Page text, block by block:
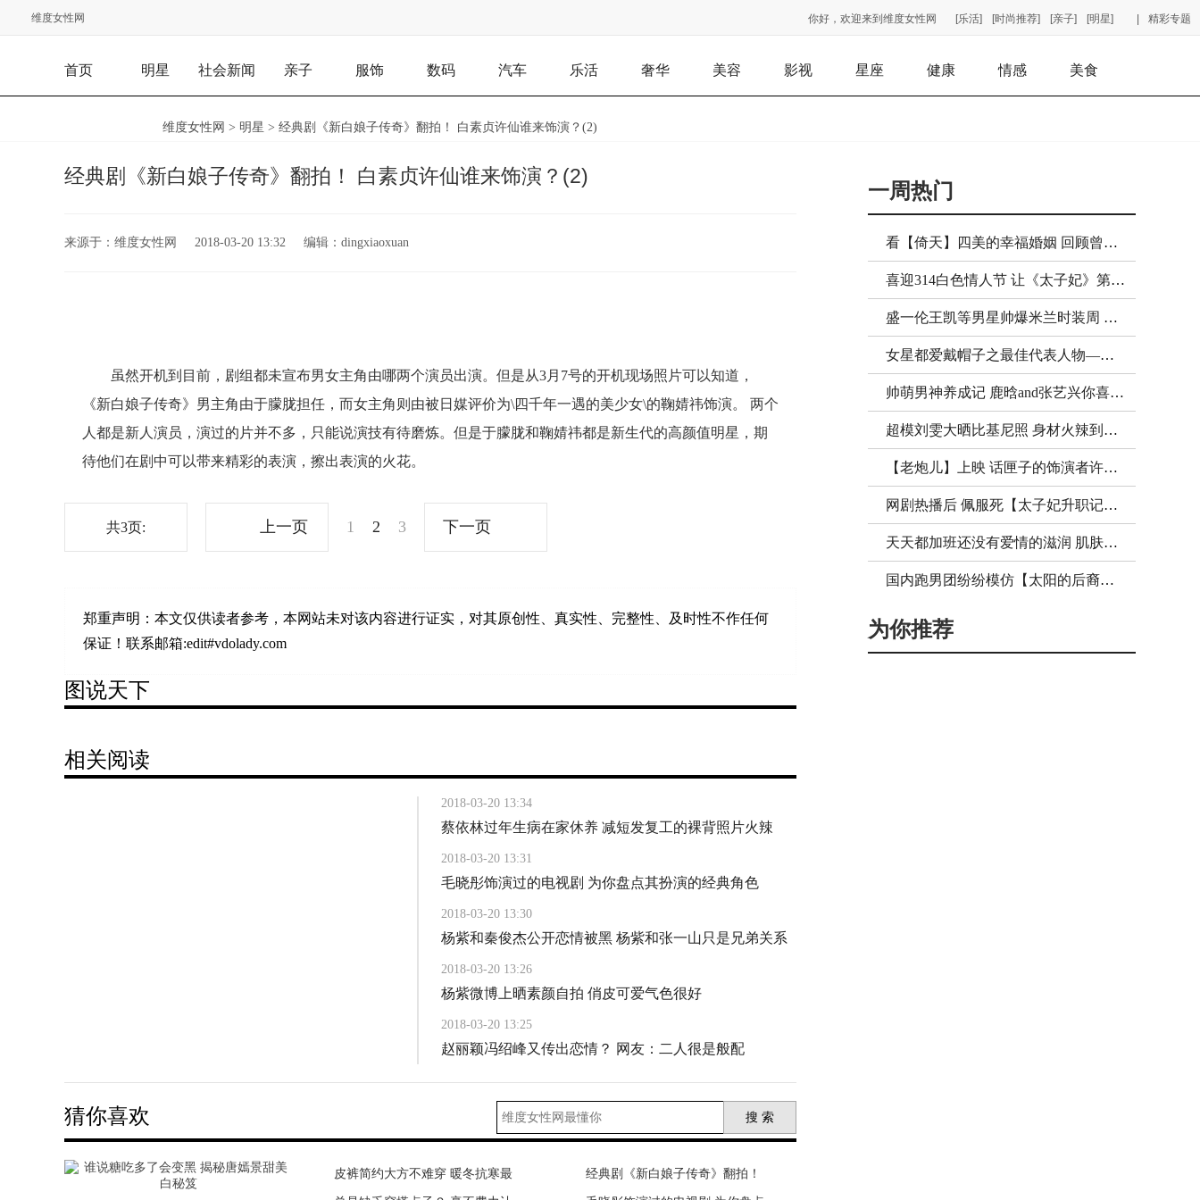
维度女性网 精彩专题
[乐活] [时尚推荐] [亲子] [明星]
你好，欢迎来到维度女性网
首页 明星 社会新闻 亲子 服饰 数码 汽车 乐活 奢华 美容 影视 星座 健康 情感 美食
维度女性网 > 明星 > 经典剧《新白娘子传奇》翻拍！ 白素贞许仙谁来饰演？(2)
经典剧《新白娘子传奇》翻拍！ 白素贞许仙谁来饰演？(2)
来源于： 维度女性网 2018-03-20 13:32 编辑： dingxiaoxuan
虽然开机到目前，剧组都未宣布男女主角由哪两个演员出演。但是从3月7号的开机现场照片可以知道，
《新白娘子传奇》男主角由于朦胧担任，而女主角则由被日媒评价为\四千年一遇的美少女\的鞠婧祎饰演。 两个
人都是新人演员，演过的片并不多，只能说演技有待磨炼。但是于朦胧和鞠婧祎都是新生代的高颜值明星，期
待他们在剧中可以带来精彩的表演，擦出表演的火花。
共3页: 上一页 1 2 3 下一页
郑重声明： 本文仅供读者参考，本网站未对该内容进行证实，对其原创性、真实性、完整性、及时性不作任何
保证！联系邮箱:edit#vdolady.com
图说天下
相关阅读
2018-03-20 13:34
蔡依林过年生病在家休养 减短发复工的裸背照片火辣
2018-03-20 13:31
毛晓彤饰演过的电视剧 为你盘点其扮演的经典角色
2018-03-20 13:30
杨紫和秦俊杰公开恋情被黑 杨紫和张一山只是兄弟关系
2018-03-20 13:26
杨紫微博上晒素颜自拍 俏皮可爱气色很好
2018-03-20 13:25
赵丽颖冯绍峰又传出恋情？ 网友：二人很是般配
2018-03-19 14:07
陈好担任艺考考官引关注 “万人迷”黑衣现身中戏
猜你喜欢
皮裤简约大方不难穿 暖冬抗寒最 经典剧《新白娘子传奇》翻拍！
这些“中国式育儿”太坑娃，看看 V领重新占据时尚 学艺人成搭配
一周热门
看【倚天】四美的幸福婚姻 回顾曾经剧中人物的现状！
喜迎314白色情人节 让《太子妃》第三版结局虐成狗吧！
盛一伦王凯等男星帅爆米兰时装周 一览为快！
女星都爱戴帽子之最佳代表人物——张歆艺！
帅萌男神养成记 鹿晗and张艺兴你喜欢哪一款？
超模刘雯大晒比基尼照 身材火辣到让你喷鼻血！
【老炮儿】上映 话匣子的饰演者许晴上热搜啦！
网剧热播后 佩服死【太子妃升职记】里的服、化、道了！
天天都加班还没有爱情的滋润 肌肤怎么能保养好？
国内跑男团纷纷模仿【太阳的后裔】陈赫郑恺画风突变！
为你推荐